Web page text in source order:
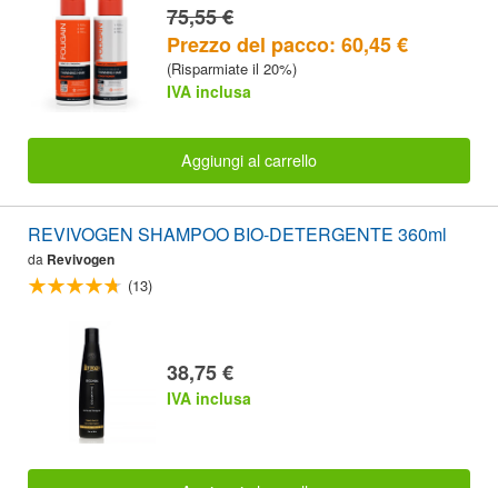
75,55 €
Prezzo del pacco: 60,45 €
(Risparmiate il 20%)
IVA inclusa
Aggiungi al carrello
REVIVOGEN SHAMPOO BIO-DETERGENTE 360ml
da Revivogen
(13)
38,75 €
IVA inclusa